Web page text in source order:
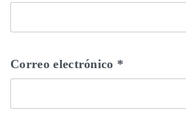
Correo electrónico *